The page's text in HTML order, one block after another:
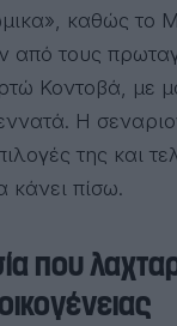
καθώς το
από τους
Κοντοβά, με
Η
της και
κάνει πίσω.
που